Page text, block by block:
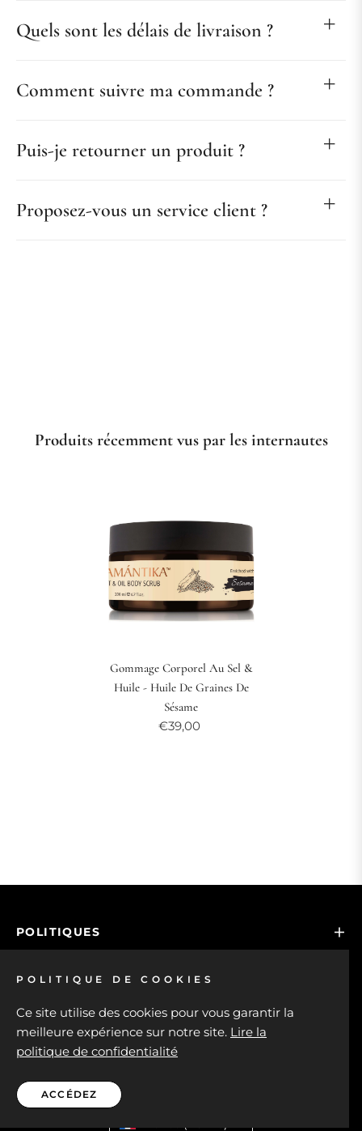
Quels sont les délais de livraison ?
Comment suivre ma commande ?
Puis-je retourner un produit ?
Proposez-vous un service client ?
Produits récemment vus par les internautes
Gommage Corporel Au Sel &
Huile - Huile De Graines De
Sésame
€39,00
POLITIQUES
AIDE
NOUS SUIVRE
POLITIQUE DE COOKIES
Ce site utilise des cookies pour vous garantir la
meilleure expérience sur notre site. Lire la
politique de confidentialité
ACCÉDEZ